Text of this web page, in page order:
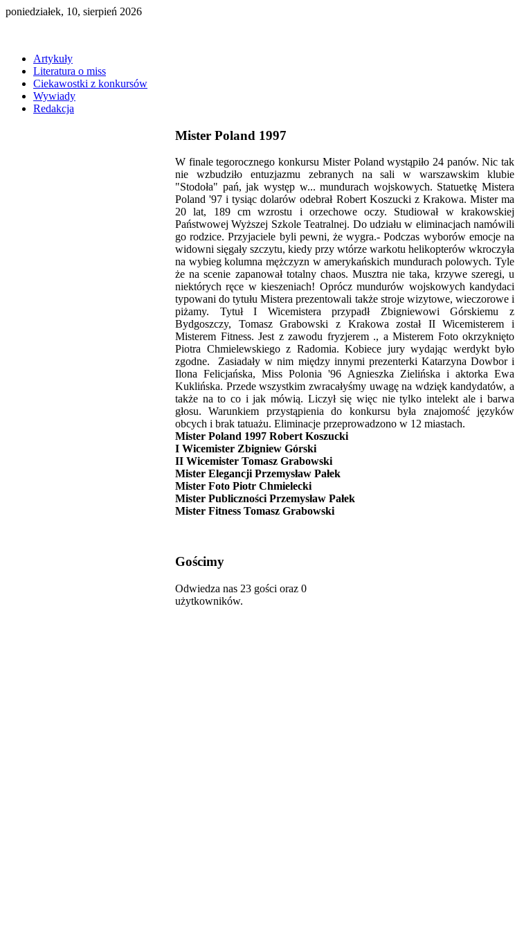
poniedziałek, 10, sierpień 2026
Artykuły
Literatura o miss
Ciekawostki z konkursów
Wywiady
Redakcja
Mister Poland 1997
W finale tegorocznego konkursu Mister Poland wystąpiło 24 panów. Nic tak
nie wzbudziło entuzjazmu zebranych na sali w warszawskim klubie
"Stodoła" pań, jak występ w... mundurach wojskowych. Statuetkę Mistera
Poland '97 i tysiąc dolarów odebrał Robert Koszucki z Krakowa. Mister ma
20 lat, 189 cm wzrostu i orzechowe oczy. Studiował w krakowskiej
Państwowej Wyższej Szkole Teatralnej. Do udziału w eliminacjach namówili
go rodzice. Przyjaciele byli pewni, że wygra.- Podczas wyborów emocje na
widowni sięgały szczytu, kiedy przy wtórze warkotu helikopterów wkroczyła
na wybieg kolumna mężczyzn w amerykańskich mundurach polowych. Tyle
że na scenie zapanował totalny chaos. Musztra nie taka, krzywe szeregi, u
niektórych ręce w kieszeniach! Oprócz mundurów wojskowych kandydaci
typowani do tytułu Mistera prezentowali także stroje wizytowe, wieczorowe i
piżamy. Tytuł I Wicemistera przypadł Zbigniewowi Górskiemu z
Bydgoszczy, Tomasz Grabowski z Krakowa został II Wicemisterem i
Misterem Fitness. Jest z zawodu fryzjerem ., a Misterem Foto okrzyknięto
Piotra Chmielewskiego z Radomia. Kobiece jury wydając werdykt było
zgodne. Zasiadały w nim między innymi prezenterki Katarzyna Dowbor i
Ilona Felicjańska, Miss Polonia '96 Agnieszka Zielińska i aktorka Ewa
Kuklińska. Przede wszystkim zwracałyśmy uwagę na wdzięk kandydatów, a
także na to co i jak mówią. Liczył się więc nie tylko intelekt ale i barwa
głosu. Warunkiem przystąpienia do konkursu była znajomość języków
obcych i brak tatuażu. Eliminacje przeprowadzono w 12 miastach.
Mister Poland 1997 Robert Koszucki
I Wicemister Zbigniew Górski
II Wicemister Tomasz Grabowski
Mister Elegancji Przemysław Pałek
Mister Foto Piotr Chmielecki
Mister Publiczności Przemysław Pałek
Mister Fitness Tomasz Grabowski
Gościmy
Odwiedza nas 23 gości oraz 0
użytkowników.